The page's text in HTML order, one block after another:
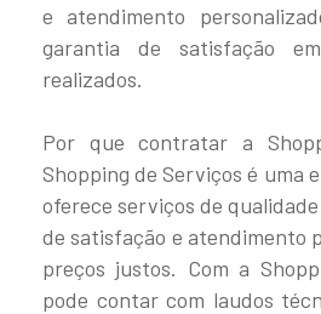
e atendimento
garantia de satisfação
realizados.
Por que contratar a
Shopping de Serviços é uma
oferece serviços de
de satisfação e atendimento
preços justos. Com a
pode contar com laudos